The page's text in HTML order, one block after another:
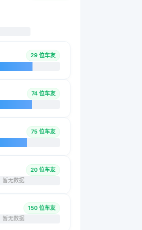
29 位车友
74 位车友
75 位车友
20 位车友
暂无数据
150 位车友
暂无数据